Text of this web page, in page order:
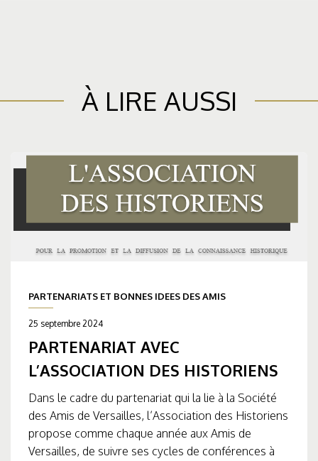
À LIRE AUSSI
PARTENARIATS ET BONNES IDEES DES AMIS
25 septembre 2024
PARTENARIAT AVEC
L’ASSOCIATION DES HISTORIENS
Dans le cadre du partenariat qui la lie à la Société
des Amis de Versailles, l’Association des Historiens
propose comme chaque année aux Amis de
Versailles, de suivre ses cycles de conférences à